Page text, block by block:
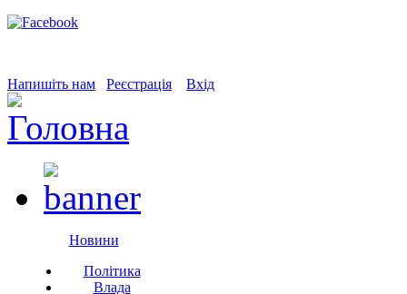
Напишіть нам Реєстрація Вхід
Новини
Політика
Влада